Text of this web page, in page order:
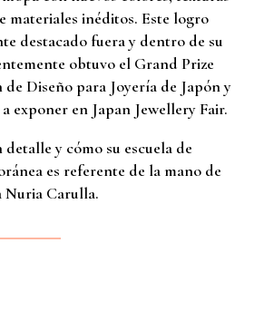
materiales inéditos. Este logro
destacado fuera y dentro de su
obtuvo el Grand Prize
de Diseño para Joyería de Japón y
exponer en Japan Jewellery Fair.
y cómo su escuela de
es referente de la mano de
Nuria Carulla.